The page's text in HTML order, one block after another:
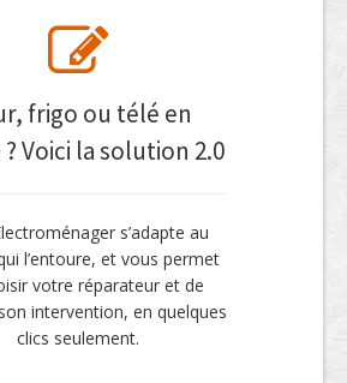
frigo ou télé en
Voici la solution 2.0
s’adapte au
l’entoure, et vous permet
votre réparateur et de
intervention, en quelques
clics seulement.